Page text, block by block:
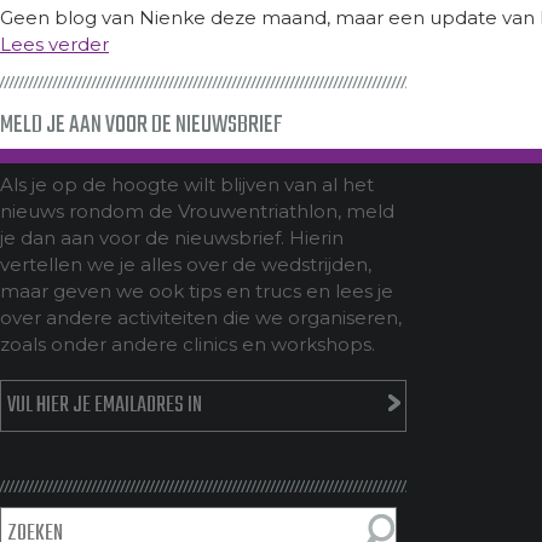
Geen blog van Nienke deze maand, maar een update
Lees verder
MELD JE AAN VOOR DE NIEUWSBRIEF
Als je op de hoogte wilt blijven van al het
nieuws rondom de Vrouwentriathlon, meld
je dan aan voor de nieuwsbrief. Hierin
vertellen we je alles over de wedstrijden,
maar geven we ook tips en trucs en lees je
over andere activiteiten die we organiseren,
zoals onder andere clinics en workshops.